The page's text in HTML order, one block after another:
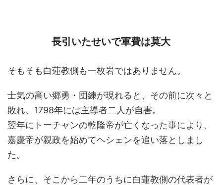
長引いたせいで軍費は莫大
そもそも白蓮教側も一枚岩ではありません。
士気の高い郷勇・団練が現れると、その前に次々と
敗れ、1798年には主導者二人が自害。
翌年にトーチャンの乾隆帝が亡くなった事により、
嘉慶帝が親政を始めてヘシェンを追い落としまし
た。
さらに、そこから二年のうちに白蓮教側の代表者が